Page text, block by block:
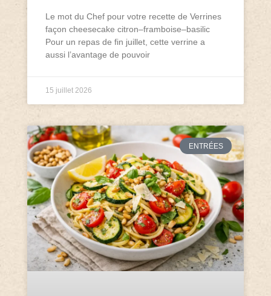
Le mot du Chef pour votre recette de Verrines
façon cheesecake citron–framboise–basilic
Pour un repas de fin juillet, cette verrine a
aussi l’avantage de pouvoir
15 juillet 2026
ENTRÉES